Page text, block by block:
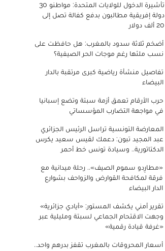
تأشيرة الدخول للولايات المتحدة: مواطنو 30
دولة إفريقية مطالبون بدفع كفالة تصل إلى
20 ألف دولار
أضخم ثلاثة سدود بالمغرب: هل حافظت على
نسب ملئها رغم موجات الحر الصيفية؟
تفاصيل منشأة رياضية كبرى مرتقبة بالدار
البيضاء
حرب الأرقام تعمق أزمة سبتة وتضع إسبانيا
في مواجهة التضارب المؤسساتي
المعارضة التونسية تراسل الرئيس الجزائري
عبد المجيد تبون: دعمك لقيس سعيد يكرس
الدكتاتورية.. وسيادة تونس خط أحمر
«مطارِدو سموم الصيف».. رحلة ميدانية مع
فرقة لمكافحة القوارض والزواحف بشوارع
الدار البيضاء
تقرير أمني يكشف المستور: «أيادي جزائرية»
وجهت الاقتحام الجماعي لسبتة ومليلية عبر
«غرفة قيادة رقمية»
أسعار المحروقات بالمغرب تقفز بدرهم واحد..